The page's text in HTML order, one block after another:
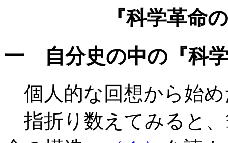
『科学革命
一 自分史の中の『科
個人的な回想から始
指折り数えてみると